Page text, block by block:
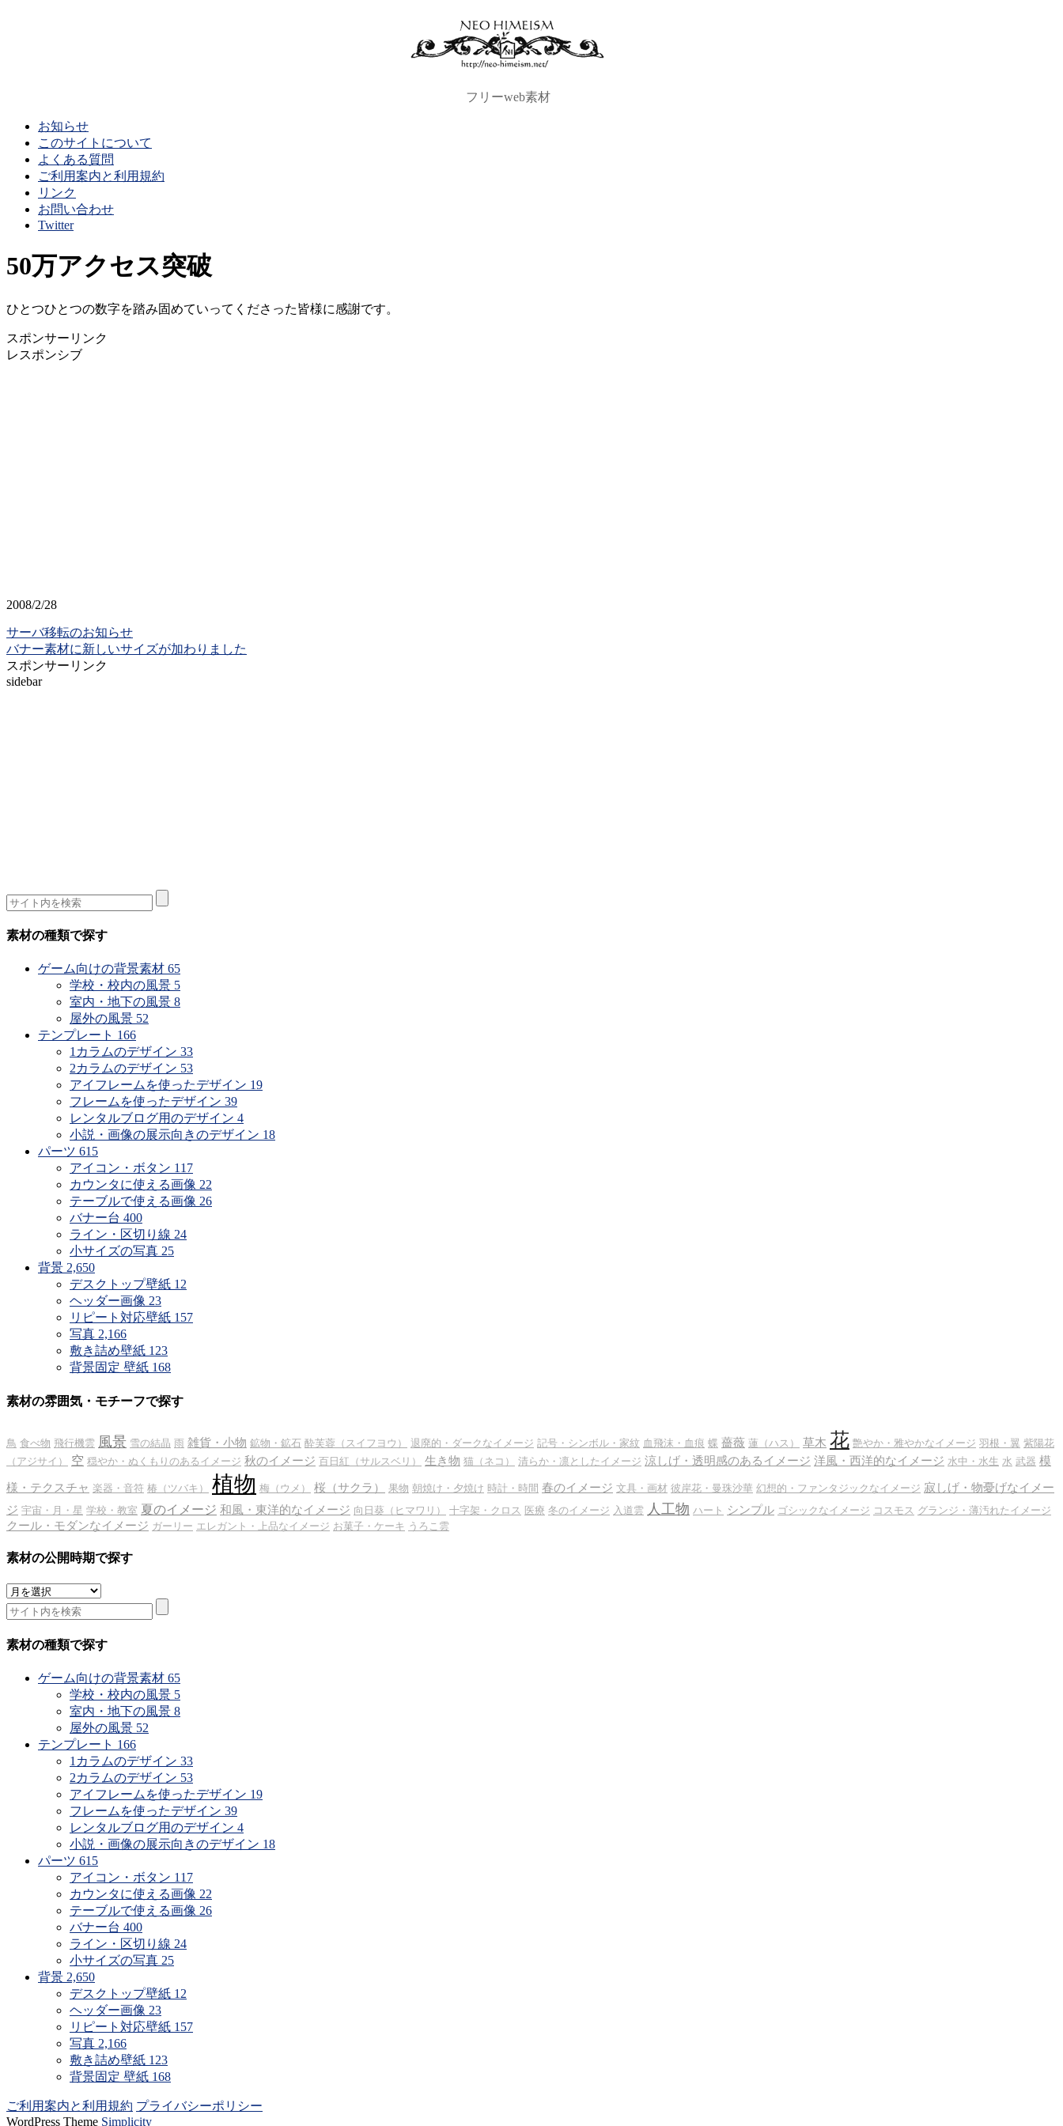
フリーweb素材
お知らせ
このサイトについて
よくある質問
ご利用案内と利用規約
リンク
お問い合わせ
Twitter
50万アクセス突破
ひとつひとつの数字を踏み固めていってくださった皆様に感謝です。
スポンサーリンク
レスポンシブ
2008/2/28
サーバ移転のお知らせ
バナー素材に新しいサイズが加わりました
スポンサーリンク
sidebar
素材の種類で探す
ゲーム向けの背景素材 65
学校・校内の風景 5
室内・地下の風景 8
屋外の風景 52
テンプレート 166
1カラムのデザイン 33
2カラムのデザイン 53
アイフレームを使ったデザイン 19
フレームを使ったデザイン 39
レンタルブログ用のデザイン 4
小説・画像の展示向きのデザイン 18
パーツ 615
アイコン・ボタン 117
カウンタに使える画像 22
テーブルで使える画像 26
バナー台 400
ライン・区切り線 24
小サイズの写真 25
背景 2,650
デスクトップ壁紙 12
ヘッダー画像 23
リピート対応壁紙 157
写真 2,166
敷き詰め壁紙 123
背景固定 壁紙 168
素材の雰囲気・モチーフで探す
鳥 食べ物 飛行機雲 風景 雪の結晶 雨 雑貨・小物 鉱物・鉱石 酔芙蓉（スイフヨウ） 退廃的・ダークなイメージ 記号・シンボル・家紋 血飛沫・血痕 蝶 薔薇 蓮（ハス） 草木 花 艶やか・雅やかなイメージ 羽根・翼 紫陽花
（アジサイ）
空 穏やか・ぬくもりのあるイメージ 秋のイメージ 百日紅（サルスベリ） 生き物 猫（ネコ） 清らか・凛としたイメージ 涼しげ・透明感のあるイメージ 洋風・西洋的なイメージ 水中・水生 水 武器 模
様・テクスチャ 楽器・音符 椿（ツバキ） 植物 梅（ウメ） 桜（サクラ） 果物 朝焼け・夕焼け 時計・時間 春のイメージ 文具・画材 彼岸花・曼珠沙華 幻想的・ファンタジックなイメージ 寂しげ・物憂げなイメー
ジ 宇宙・月・星 学校・教室 夏のイメージ 和風・東洋的なイメージ 向日葵（ヒマワリ） 十字架・クロス 医療 冬のイメージ 入道雲 人工物 ハート シンプル ゴシックなイメージ コスモス グランジ・薄汚れたイメージ
クール・モダンなイメージ ガーリー エレガント・上品なイメージ お菓子・ケーキ うろこ雲
素材の公開時期で探す
素
材
の
公
素材の種類で探す
ゲーム向けの背景素材 65
学校・校内の風景 5
室内・地下の風景 8
屋外の風景 52
テンプレート 166
1カラムのデザイン 33
2カラムのデザイン 53
アイフレームを使ったデザイン 19
フレームを使ったデザイン 39
レンタルブログ用のデザイン 4
小説・画像の展示向きのデザイン 18
パーツ 615
アイコン・ボタン 117
カウンタに使える画像 22
テーブルで使える画像 26
バナー台 400
ライン・区切り線 24
小サイズの写真 25
背景 2,650
デスクトップ壁紙 12
ヘッダー画像 23
リピート対応壁紙 157
写真 2,166
敷き詰め壁紙 123
背景固定 壁紙 168
ご利用案内と利用規約 プライバシーポリシー
WordPress Theme Simplicity